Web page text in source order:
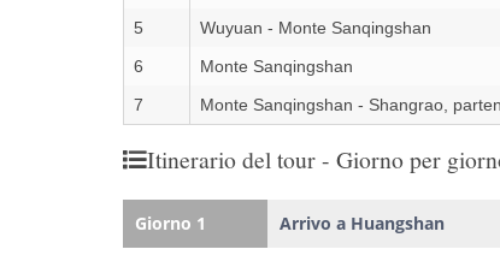
5
Wuyuan - Monte Sanqingshan
6
Monte Sanqingshan
7
Monte Sanqingshan - Shangrao,
Itinerario del tour - Giorno per
Giorno 1 Arrivo a Huangshan